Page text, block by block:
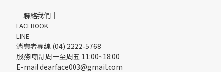
｜聯絡我們｜
FACEBOOK
LINE
消費者專線 (04) 2222-5768
服務時間 周一至周五 11:00~18:00
E-mail dearface003@gmail.com